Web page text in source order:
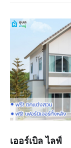
เออร์เบิล ไลฟ์